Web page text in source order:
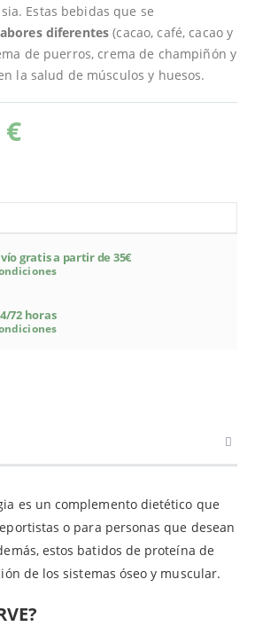
Estas bebidas que se
diferentes (cacao, café, cacao y
de puerros, crema de champiñón y
la salud de músculos y huesos.
gratis a partir de 35€
72 horas
es un complemento dietético que
o para personas que desean
estos batidos de proteína de
de los sistemas óseo y muscular.